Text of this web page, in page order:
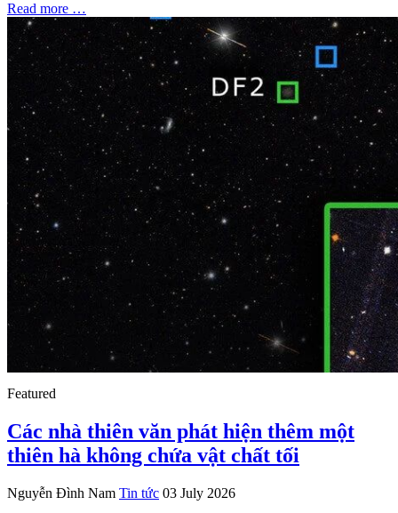
Read more …
Featured
Các nhà thiên văn phát hiện thêm một
thiên hà không chứa vật chất tối
Nguyễn Đình Nam Tin tức 03 July 2026